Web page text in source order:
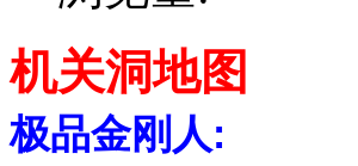
机关洞地图
极品金刚人: